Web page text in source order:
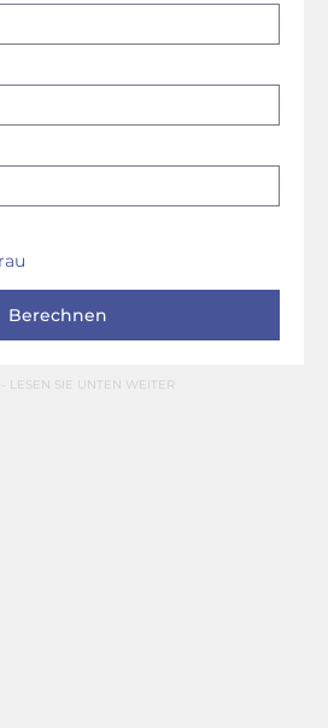
LESEN SIE UNTEN WEITER